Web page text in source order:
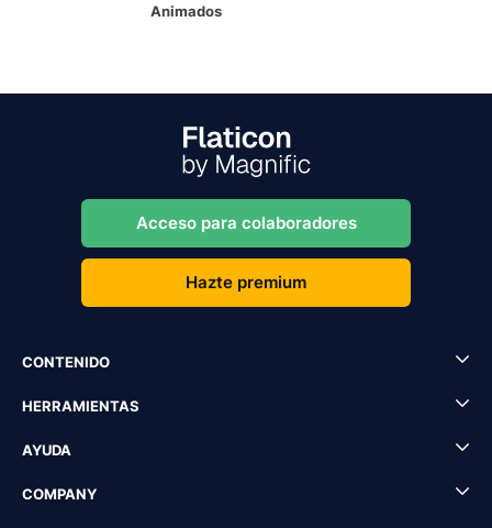
Animados
Acceso para colaboradores
Hazte premium
CONTENIDO
HERRAMIENTAS
AYUDA
COMPANY